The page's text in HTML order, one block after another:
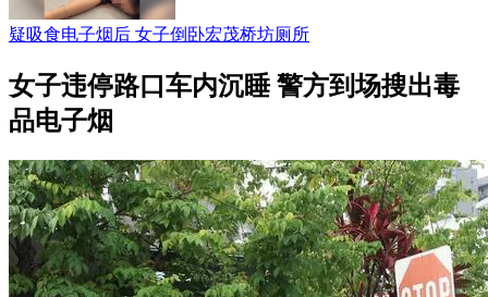
疑吸食电子烟后 女子倒卧宏茂桥坊厕所
女子违停路口车内沉睡 警方到场搜出毒
品电子烟